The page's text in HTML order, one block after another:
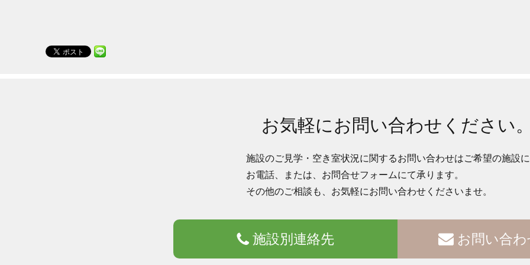
お気軽にお問い合わせください。
施設のご見学・空き室状況に関するお問い合わせはご希望の施設に
お電話、または、お問合せフォームにて承ります。
その他のご相談も、お気軽にお問い合わせくださいませ。
施設別連絡先 お問い合